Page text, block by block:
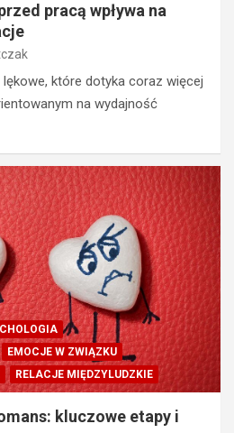
pracą wpływa na
które dotyka coraz więcej
na wydajność
EMOCJE W ZWIĄZKU
RELACJE MIĘDZYLUDZKIE
kluczowe etapy i